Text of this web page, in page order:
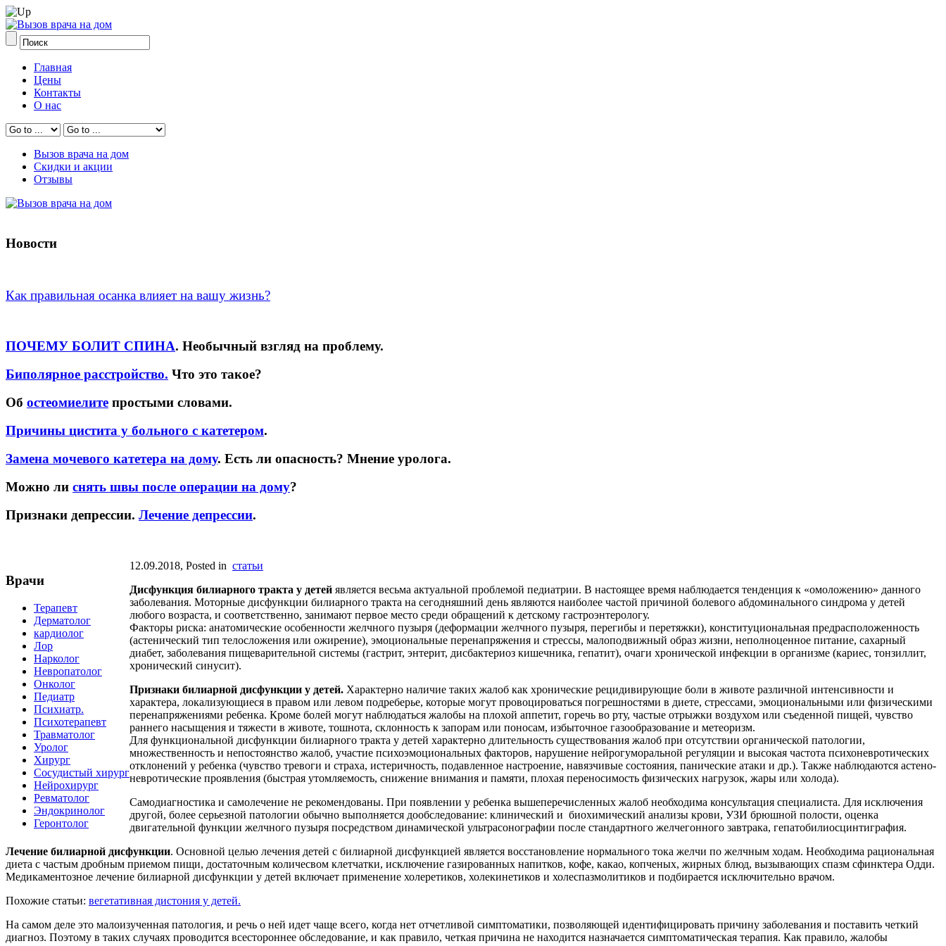
Главная
Цены
Контакты
О нас
Вызов врача на дом
Скидки и акции
Отзывы
Новости
Как правильная осанка влияет на вашу жизнь?
ПОЧЕМУ БОЛИТ СПИНА. Необычный взгляд на проблему.
Биполярное расстройство. Что это такое?
Об остеомиелите простыми словами.
Причины цистита у больного с катетером.
Замена мочевого катетера на дому. Есть ли опасность? Мнение уролога.
Можно ли снять швы после операции на дому?
Признаки депрессии. Лечение депрессии.
Врачи
Терапевт
Дерматолог
кардиолог
Лор
Нарколог
Невропатолог
Онколог
Педиатр
Психиатр.
Психотерапевт
Травматолог
Уролог
Хирург
Сосудистый хирург
Нейрохирург
Ревматолог
Эндокринолог
Геронтолог
12.09.2018, Posted in статьи
Дисфункция билиарного тракта у детей является весьма актуальной проблемой педиатрии. В настоящее время наблюдается тенденция к «омоложению» данного
заболевания. Моторные дисфункции билиарного тракта на сегодняшний день являются наиболее частой причиной болевого абдоминального синдрома у детей
любого возраста, и соответственно, занимают первое место среди обращений к детскому гастроэнтерологу.
Факторы риска: анатомические особенности желчного пузыря (деформации желчного пузыря, перегибы и перетяжки), конституциональная предрасположенность
(астенический тип телосложения или ожирение), эмоциональные перенапряжения и стрессы, малоподвижный образ жизни, неполноценное питание, сахарный
диабет, заболевания пищеварительной системы (гастрит, энтерит, дисбактериоз кишечника, гепатит), очаги хронической инфекции в организме (кариес, тонзиллит,
хронический синусит).
Признаки билиарной дисфункции у детей. Характерно наличие таких жалоб как хронические рецидивирующие боли в животе различной интенсивности и
характера, локализующиеся в правом или левом подреберье, которые могут провоцироваться погрешностями в диете, стрессами, эмоциональными или физическими
перенапряжениями ребенка. Кроме болей могут наблюдаться жалобы на плохой аппетит, горечь во рту, частые отрыжки воздухом или съеденной пищей, чувство
раннего насыщения и тяжести в животе, тошнота, склонность к запорам или поносам, избыточное газообразование и метеоризм.
Для функциональной дисфункции билиарного тракта у детей характерно длительность существования жалоб при отсутствии органической патологии,
множественность и непостоянство жалоб, участие психоэмоциональных факторов, нарушение нейрогуморальной регуляции и высокая частота психоневротических
отклонений у ребенка (чувство тревоги и страха, истеричность, подавленное настроение, навязчивые состояния, панические атаки и др.). Также наблюдаются астено-
невротические проявления (быстрая утомляемость, снижение внимания и памяти, плохая переносимость физических нагрузок, жары или холода).
Самодиагностика и самолечение не рекомендованы. При появлении у ребенка вышеперечисленных жалоб необходима консультация специалиста. Для исключения
другой, более серьезной патологии обычно выполняется дообследование: клинический и биохимический анализы крови, УЗИ брюшной полости, оценка
двигательной функции желчного пузыря посредством динамической ультрасонографии после стандартного желчегонного завтрака, гепатобилиосцинтиграфия.
Лечение билиарной дисфункции. Основной целью лечения детей с билиарной дисфункцией является восстановление нормального тока желчи по желчным ходам. Необходима рациональная
диета с частым дробным приемом пищи, достаточным количесвом клетчатки, исключение газированных напитков, кофе, какао, копченых, жирных блюд, вызывающих спазм сфинктера Одди.
Медикаментозное лечение билиарной дисфункции у детей включает применение холеретиков, холекинетиков и холеспазмолитиков и подбирается исключительно врачом.
Похожие статьи: вегетативная дистония у детей.
На самом деле это малоизученная патология, и речь о ней идет чаще всего, когда нет отчетливой симптоматики, позволяющей идентифицировать причину заболевания и поставить четкий
диагноз. Поэтому в таких случаях проводится всестороннее обследование, и как правило, четкая причина не находится назначается симптоматическая терапия. Как правило, жалобы